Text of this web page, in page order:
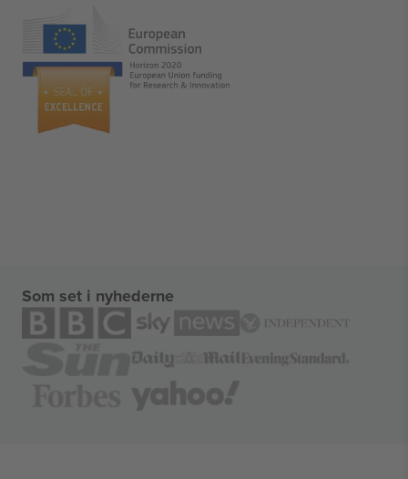
Som set i nyhederne